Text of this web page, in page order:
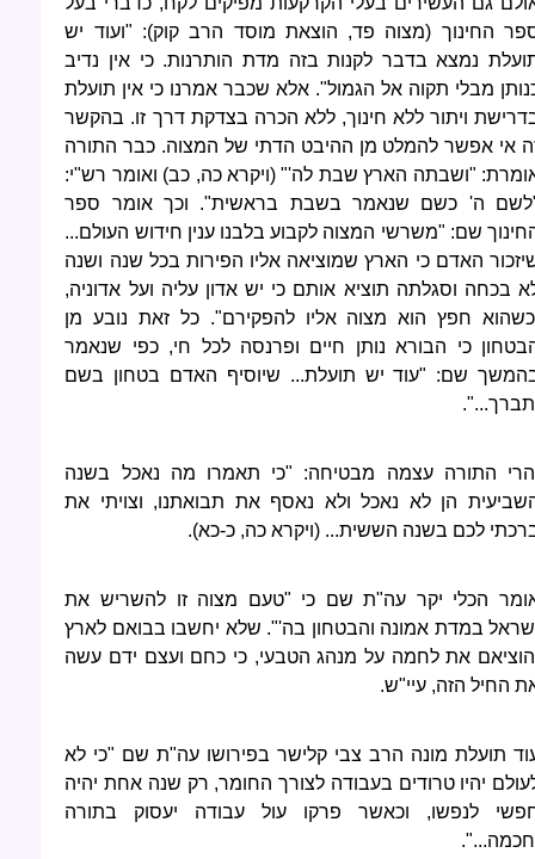
החינוך (מצוה פד, הוצאת מוסד הרב קוק): "ועוד יש
נמצא בדבר לקנות בזה מדת הותרנות. כי אין נדיב
מבלי תקוה אל הגמול". אלא שכבר אמרנו כי אין תועלת
ויתור ללא חינוך, ללא הכרה בצדקת דרך זו. בהקשר
אי אפשר להמלט מן ההיבט הדתי של המצוה. כבר התורה
"ושבתה הארץ שבת לה'" (ויקרא כה, כב) ואומר רש"י:
ה' כשם שנאמר בשבת בראשית". וכך אומר ספר
שם: "משרשי המצוה לקבוע בלבנו ענין חידוש העולם...
האדם כי הארץ שמוציאה אליו הפירות בכל שנה ושנה
בכחה וסגלתה תוציא אותם כי יש אדון עליה ועל אדוניה,
חפץ הוא מצוה אליו להפקירם". כל זאת נובע מן
כי הבורא נותן חיים ופרנסה לכל חי, כפי שנאמר
שם: "עוד יש תועלת... שיוסיף האדם בטחון בשם
התורה עצמה מבטיחה: "כי תאמרו מה נאכל בשנה
הן לא נאכל ולא נאסף את תבואתנו, וצויתי את
לכם בשנה הששית... (ויקרא כה, כ-כא).
הכלי יקר עה"ת שם כי "טעם מצוה זו להשריש את
במדת אמונה והבטחון בה'". שלא יחשבו בבואם לארץ
את לחמה על מנהג הטבעי, כי כחם ועצם ידם עשה
החיל הזה, עיי"ש.
תועלת מונה הרב צבי קלישר בפירושו עה"ת שם "כי לא
יהיו טרודים בעבודה לצורך החומר, רק שנה אחת יהיה
לנפשו, וכאשר פרקו עול עבודה יעסוק בתורה